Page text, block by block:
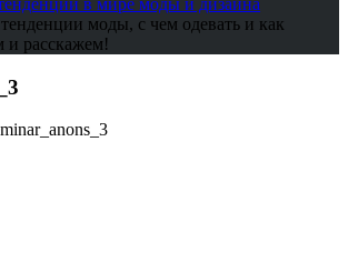
в мире моды и дизайна
моды, с чем одевать и как
расскажем!